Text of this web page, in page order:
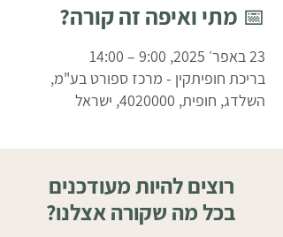
📅 מתי ואיפה זה קורה?
23 באפר׳ 2025, 9:00 – 14:00
בריכת חופיתקין - מרכז ספורט בע"מ,
השלדג, חופית, 4020000, ישראל
רוצים להיות מעודכנים
בכל מה שקורה אצלנו?